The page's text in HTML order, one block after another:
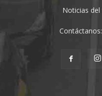
Noticias